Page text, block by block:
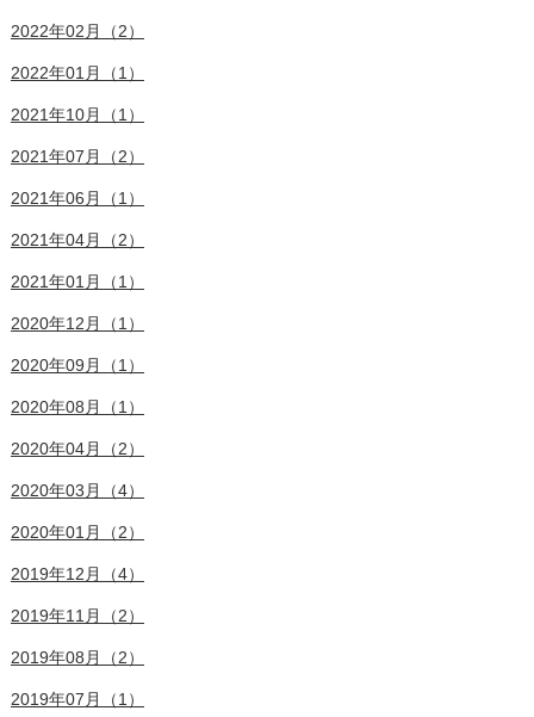
2022年02月（2）
2022年01月（1）
2021年10月（1）
2021年07月（2）
2021年06月（1）
2021年04月（2）
2021年01月（1）
2020年12月（1）
2020年09月（1）
2020年08月（1）
2020年04月（2）
2020年03月（4）
2020年01月（2）
2019年12月（4）
2019年11月（2）
2019年08月（2）
2019年07月（1）